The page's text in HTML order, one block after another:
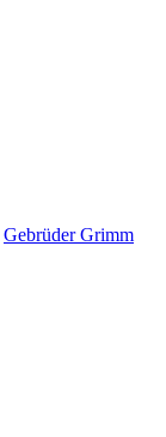
Gebrüder Grimm